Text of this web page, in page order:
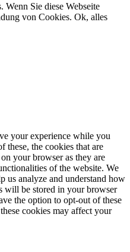
Wenn Sie diese Webseite
von Cookies. Ok, alles
your experience while you
these, the cookies that are
your browser as they are
of the website. We
us analyze and understand how
will be stored in your browser
the option to opt-out of these
cookies may affect your